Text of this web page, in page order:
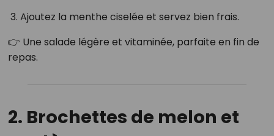
Ajoutez la menthe ciselée et servez bien frais.
👉 Une salade légère et vitaminée, parfaite en fin de
repas.
2. Brochettes de melon et